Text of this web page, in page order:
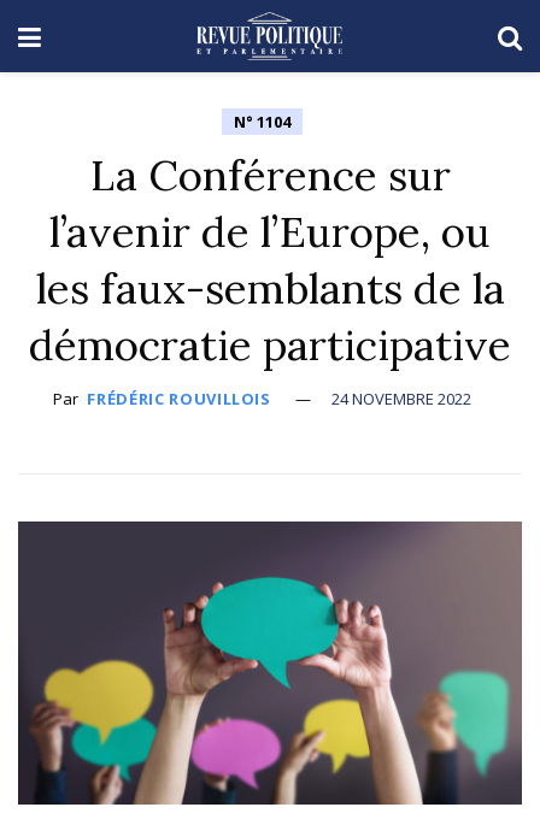
N° 1104
La Conférence sur
l’avenir de l’Europe, ou
les faux-semblants de la
démocratie participative
Par FRÉDÉRIC ROUVILLOIS 24 NOVEMBRE 2022